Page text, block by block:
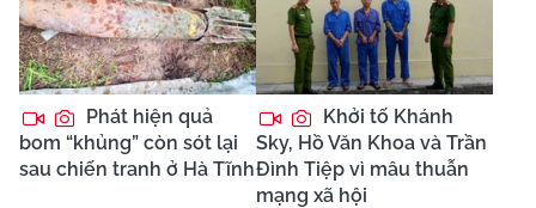
Phát hiện quả
bom “khủng” còn sót lại
sau chiến tranh ở Hà Tĩnh
Khởi tố Khánh
Sky, Hồ Văn Khoa và Trần
Đình Tiệp vì mâu thuẫn
mạng xã hội